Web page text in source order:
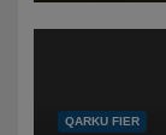
QARKU FIER